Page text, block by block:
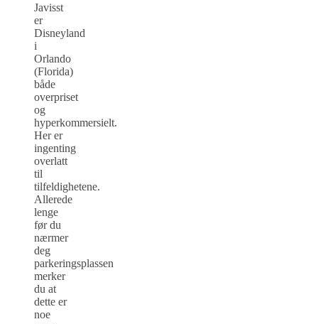
Javisst
er
Disneyland
i
Orlando
(Florida)
både
overpriset
og
hyperkommersielt.
Her er
ingenting
overlatt
til
tilfeldighetene.
Allerede
lenge
før du
nærmer
deg
parkeringsplassen
merker
du at
dette er
noe